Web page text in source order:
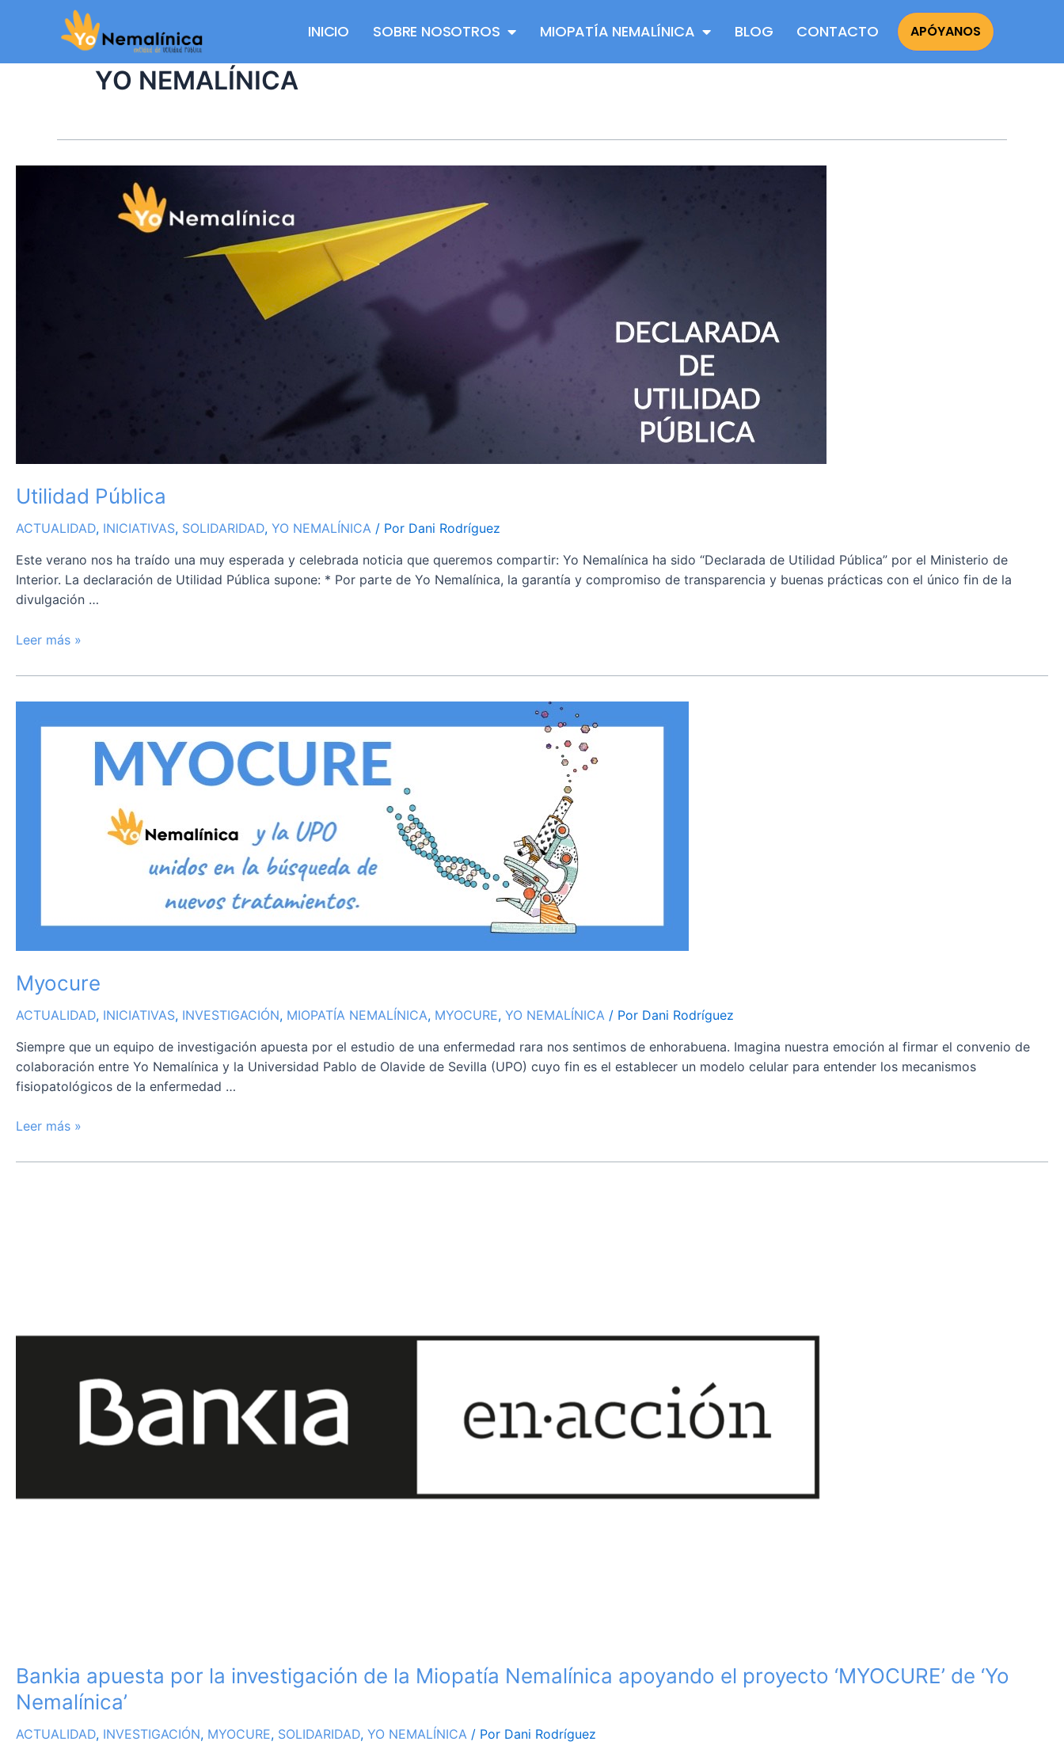
INICIO SOBRE NOSOTROS MIOPATÍA NEMALÍNICA BLOG CONTACTO APÓYANOS
YO NEMALÍNICA
Utilidad Pública
ACTUALIDAD, INICIATIVAS, SOLIDARIDAD, YO NEMALÍNICA / Por Dani Rodríguez
Este verano nos ha traído una muy esperada y celebrada noticia que queremos compartir: Yo Nemalínica ha sido “Declarada de Utilidad Pública” por el Ministerio de
Interior. La declaración de Utilidad Pública supone: * Por parte de Yo Nemalínica, la garantía y compromiso de transparencia y buenas prácticas con el único fin de la
divulgación …
Leer más »
Myocure
ACTUALIDAD, INICIATIVAS, INVESTIGACIÓN, MIOPATÍA NEMALÍNICA, MYOCURE, YO NEMALÍNICA / Por Dani Rodríguez
Siempre que un equipo de investigación apuesta por el estudio de una enfermedad rara nos sentimos de enhorabuena. Imagina nuestra emoción al firmar el convenio de
colaboración entre Yo Nemalínica y la Universidad Pablo de Olavide de Sevilla (UPO) cuyo fin es el establecer un modelo celular para entender los mecanismos
fisiopatológicos de la enfermedad …
Leer más »
Bankia apuesta por la investigación de la Miopatía Nemalínica apoyando el proyecto ‘MYOCURE’ de ‘Yo
Nemalínica’
ACTUALIDAD, INVESTIGACIÓN, MYOCURE, SOLIDARIDAD, YO NEMALÍNICA / Por Dani Rodríguez
Miopatía